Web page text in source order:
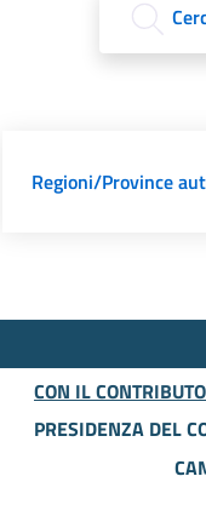
Regioni/Province
CON IL
PRESIDENZA DEL